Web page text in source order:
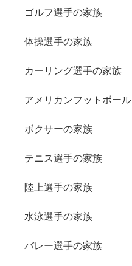
ゴルフ選手の家族
体操選手の家族
カーリング選手の家族
アメリカンフットボール
ボクサーの家族
テニス選手の家族
陸上選手の家族
水泳選手の家族
バレー選手の家族